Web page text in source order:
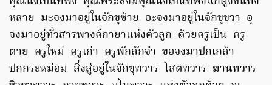
หลาย มะจงมาอยู่ในจักขุซ้าย อะจงมาอยู่ในจักขุขวา อุ
จงมาอยู่ทั่วสารพางค์กายาแห่งตัวลูก ด้วยครูเป็น ครู
ตาย ครูใหม่ ครูเก่า ครูพักลักจำ ขอจงมาปกเกล้า
ปกกระหม่อม สิ่งสู่อยู่ในจักขุทวาร โสตทวาร ฆานทวาร